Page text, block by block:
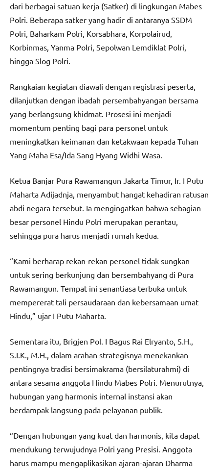
dari berbagai satuan kerja (Satker) di lingkungan Mabes
Polri. Beberapa satker yang hadir di antaranya SSDM
Polri, Baharkam Polri, Korsabhara, Korpolairud,
Korbinmas, Yanma Polri, Sepolwan Lemdiklat Polri,
hingga Slog Polri.
Rangkaian kegiatan diawali dengan registrasi peserta,
dilanjutkan dengan ibadah persembahyangan bersama
yang berlangsung khidmat. Prosesi ini menjadi
momentum penting bagi para personel untuk
meningkatkan keimanan dan ketakwaan kepada Tuhan
Yang Maha Esa/Ida Sang Hyang Widhi Wasa.
Ketua Banjar Pura Rawamangun Jakarta Timur, Ir. I Putu
Maharta Adijadnja, menyambut hangat kehadiran ratusan
abdi negara tersebut. Ia mengingatkan bahwa sebagian
besar personel Hindu Polri merupakan perantau,
sehingga pura harus menjadi rumah kedua.
“Kami berharap rekan-rekan personel tidak sungkan
untuk sering berkunjung dan bersembahyang di Pura
Rawamangun. Tempat ini senantiasa terbuka untuk
mempererat tali persaudaraan dan kebersamaan umat
Hindu,” ujar I Putu Maharta.
Sementara itu, Brigjen Pol. I Bagus Rai Elryanto, S.H.,
S.I.K., M.H., dalam arahan strategisnya menekankan
pentingnya tradisi bersimakrama (bersilaturahmi) di
antara sesama anggota Hindu Mabes Polri. Menurutnya,
hubungan yang harmonis internal instansi akan
berdampak langsung pada pelayanan publik.
“Dengan hubungan yang kuat dan harmonis, kita dapat
mendukung terwujudnya Polri yang Presisi. Anggota
harus mampu mengaplikasikan ajaran-ajaran Dharma